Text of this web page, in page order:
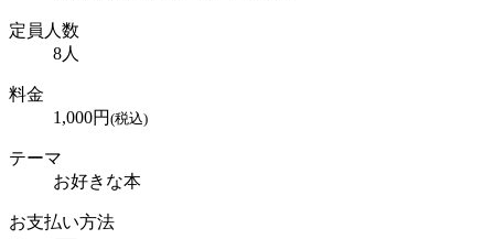
定員人数
8人
料金
1,000円 (税込)
テーマ
お好きな本
お支払い方法